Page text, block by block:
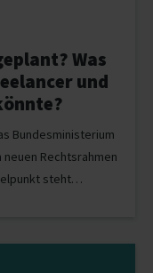
Was
und
Bundesministerium
neuen Rechtsrahmen
steht…